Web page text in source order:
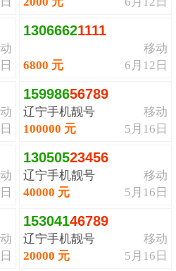
13066621111
移动
6月12日
6800 元
15998656789
辽宁手机靓号
移动
5月16日
100000 元
13050523456
辽宁手机靓号
移动
5月16日
40000 元
15304146789
辽宁手机靓号
移动
5月16日
20000 元